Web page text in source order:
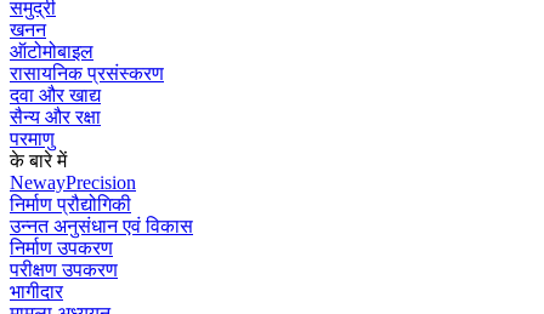
समुद्री
खनन
ऑटोमोबाइल
रासायनिक प्रसंस्करण
दवा और खाद्य
सैन्य और रक्षा
परमाणु
के बारे में
NewayPrecision
निर्माण प्रौद्योगिकी
उन्नत अनुसंधान एवं विकास
निर्माण उपकरण
परीक्षण उपकरण
भागीदार